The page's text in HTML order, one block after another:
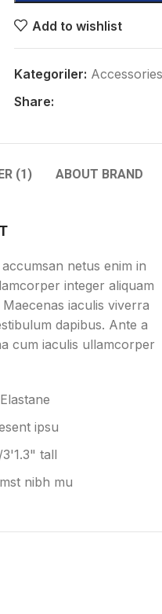
Add to wishlist
Kategoriler: Accessories
Share:
(1) ABOUT BRAND
netus enim in
integer aliquam
iaculis viverra
dapibus. Ante a
cum iaculis ullamcorper
ipsu
tall
nibh mu